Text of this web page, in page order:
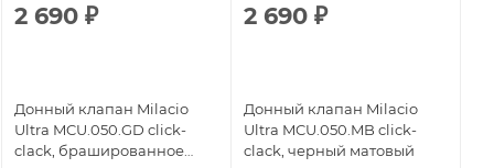
2 690 ₽
Донный клапан Milacio
Ultra MCU.050.GD click-
clack, брашированное
2 690 ₽
Донный клапан Milacio
Ultra MCU.050.MB click-
clack, черный матовый